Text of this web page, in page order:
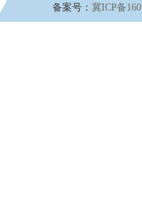
备案号： 冀ICP备